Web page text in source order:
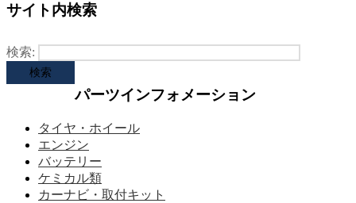
サイト内検索
検索:
パーツインフォメーション
タイヤ・ホイール
エンジン
バッテリー
ケミカル類
カーナビ・取付キット